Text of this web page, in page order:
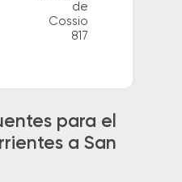
de
Cossio
817
para el
a San